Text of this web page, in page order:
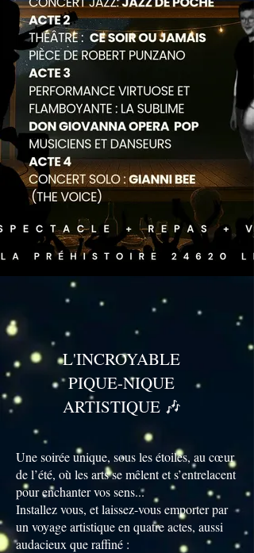
L'INCROYABLE
PIQUE-NIQUE
ARTISTIQUE 🎶
Une soirée unique, sous les étoiles, au cœur
de l’été, où les arts se mêlent et s’entrelacent
pour enchanter vos sens...
Installez vous, et laissez-vous emporter par
un voyage artistique en quatre actes, aussi
audacieux que raffiné :